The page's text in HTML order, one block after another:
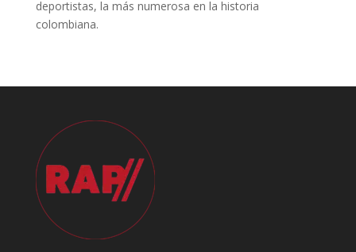
deportistas, la más numerosa en la historia
colombiana.